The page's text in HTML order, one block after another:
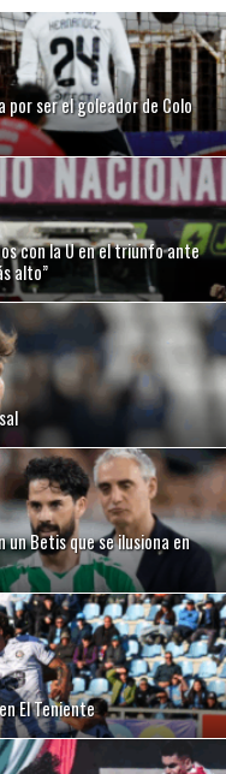
por ser el goleador de Colo
con la U en el triunfo ante
alto”
Betis que se ilusiona en
El Teniente